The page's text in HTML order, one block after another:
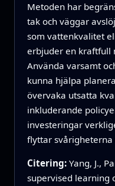
Metoden har
tak och väggar
som vattenkvalitet
erbjuder en kraftfull
Använda varsamt
kunna hjälpa
övervaka utsatta
inkluderande
investeringar
flyttar svårigheterna
Citering: Yang, J.,
supervised learning